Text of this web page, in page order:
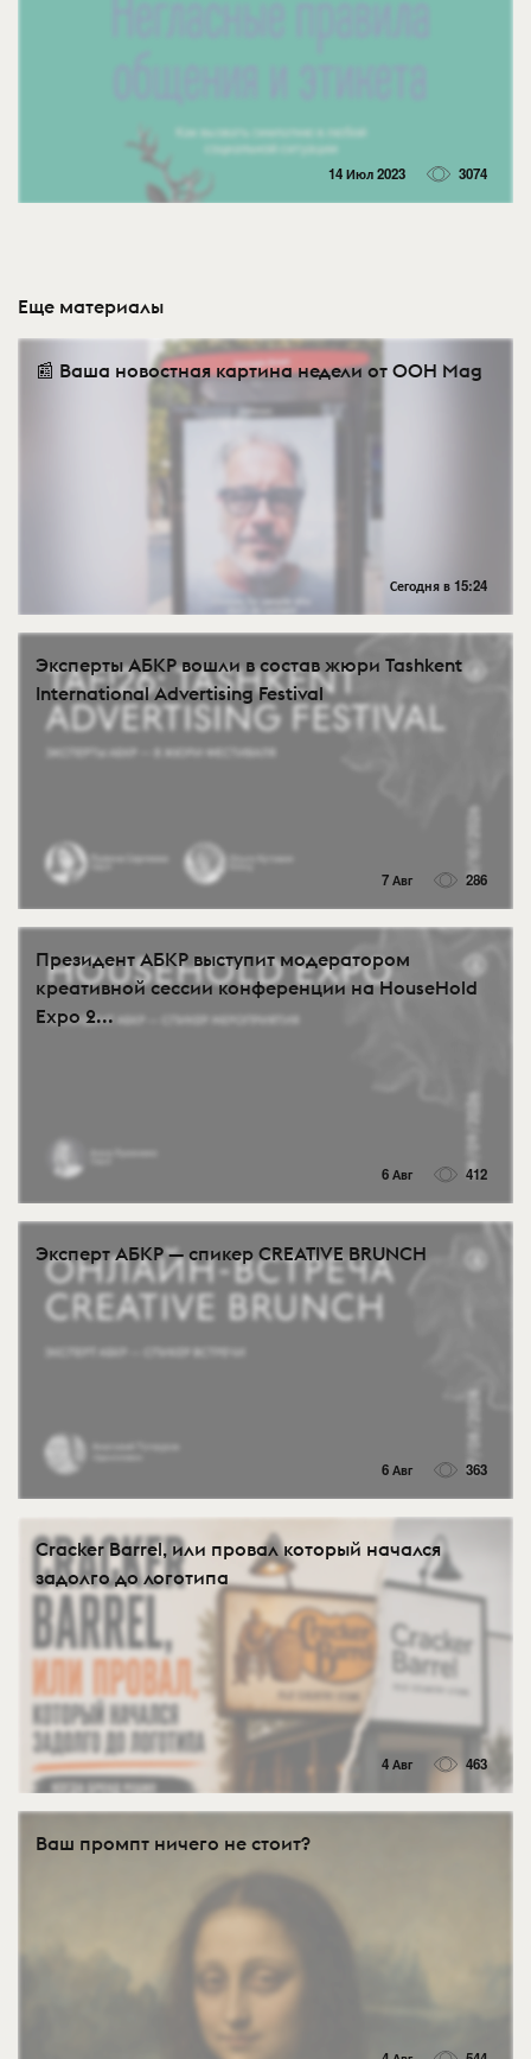
14 Июл 2023 3074
Еще материалы
📰 Ваша новостная картина недели от OOH Mag
Сегодня в 15:24
Эксперты АБКР вошли в состав жюри Tashkent
International Advertising Festival
7 Авг 286
Президент АБКР выступит модератором
креативной сессии конференции на HouseHold
Expo 2...
6 Авг 412
Эксперт АБКР — спикер CREATIVE BRUNCH
6 Авг 363
Cracker Barrel, или провал который начался
задолго до логотипа
4 Авг 463
Ваш промпт ничего не стоит?